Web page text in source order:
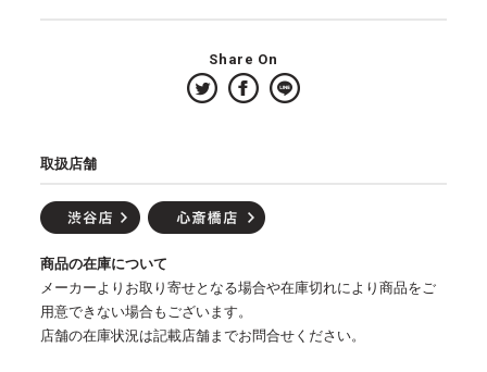
Share On
取扱店舗
商品の在庫について
メーカーよりお取り寄せとなる場合や在庫切れにより商品をご
用意できない場合もございます。
店舗の在庫状況は記載店舗までお問合せください。